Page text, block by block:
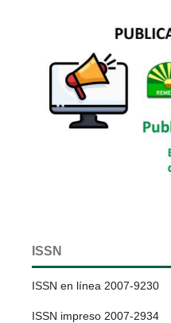
ISSN
ISSN en línea 2007-9230
ISSN impreso 2007-2934